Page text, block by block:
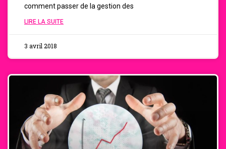
comment passer de la gestion des
LIRE LA SUITE
3 avril 2018